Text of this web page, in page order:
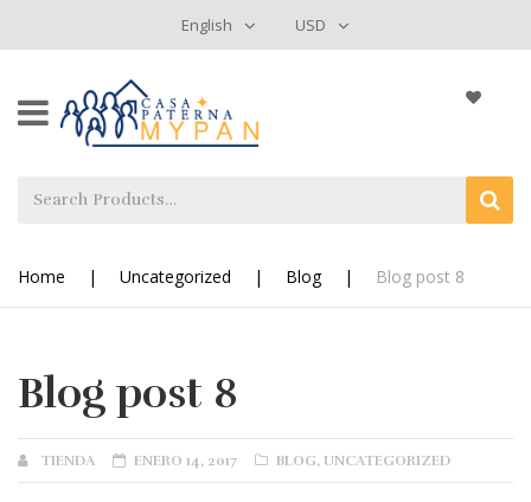
English USD
Home | Uncategorized | Blog | Blog post 8
Blog post 8
AUTHOR
TIENDA
POSTED
ON
ENERO 14, 2017 CATEGORIES
BLOG, UNCATEGORIZED